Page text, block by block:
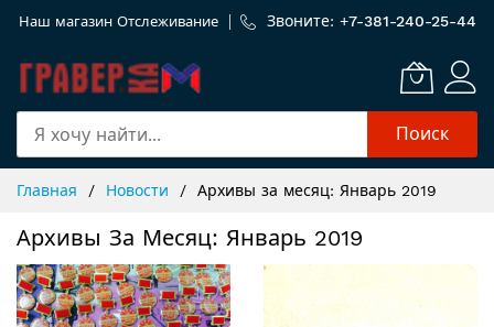
Наш магазин Отслеживание Звоните: +7-381-240-25-44
Поиск
Content
Главная Новости Архивы за месяц: Январь 2019
Архивы За Месяц: Январь 2019